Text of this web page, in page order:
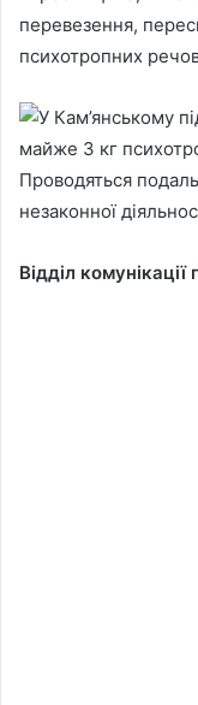
перевезення,
психотропних
Проводяться
незаконної
Відділ комунікації